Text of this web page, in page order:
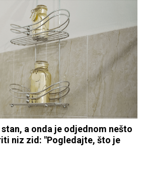
a onda je odjednom nešto
niz zid: "Pogledajte, što je